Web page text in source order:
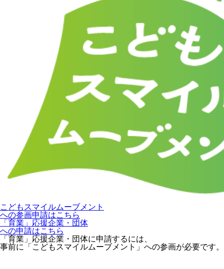
こどもスマイルムーブメント
への参画申請はこちら
「育業」応援企業・団体
への申請はこちら
「育業」応援企業・団体に申請するには、
事前に「こどもスマイルムーブメント」への参画が必要です。